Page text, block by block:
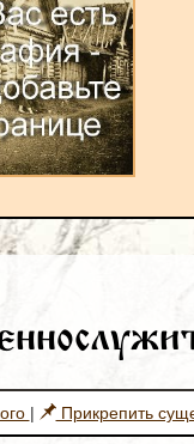
| Прикрепить